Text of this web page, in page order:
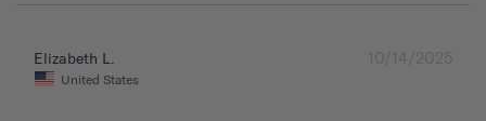
10/14/2025
Elizabeth L.
United States